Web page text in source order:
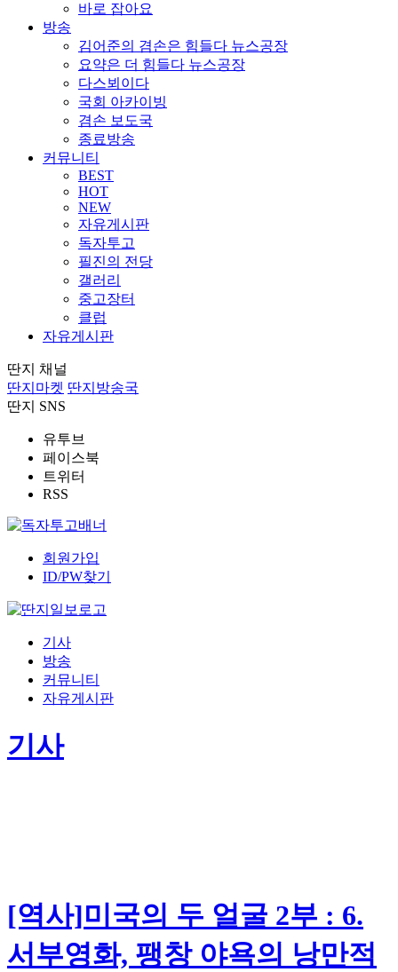
바로 잡아요
방송
김어준의 겸손은 힘들다 뉴스공장
요약은 더 힘들다 뉴스공장
다스뵈이다
국회 아카이빙
겸손 보도국
종료방송
커뮤니티
BEST
HOT
NEW
자유게시판
독자투고
필진의 전당
갤러리
중고장터
클럽
자유게시판
딴지 채널
딴지마켓 딴지방송국
딴지 SNS
유투브
페이스북
트위터
RSS
회원가입
ID/PW찾기
기사
방송
커뮤니티
자유게시판
기사
[역사]미국의 두 얼굴 2부 : 6.
서부영화, 팽창 야욕의 낭만적